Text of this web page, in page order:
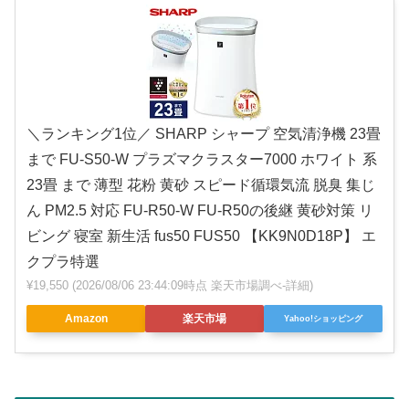
＼ランキング1位／ SHARP シャープ 空気清浄機 23畳
まで FU-S50-W プラズマクラスター7000 ホワイト 系
23畳 まで 薄型 花粉 黄砂 スピード循環気流 脱臭 集じ
ん PM2.5 対応 FU-R50-W FU-R50の後継 黄砂対策 リ
ビング 寝室 新生活 fus50 FUS50 【KK9N0D18P】 エ
クプラ特選
¥19,550 (2026/08/06 23:44:09時点 楽天市場調べ-詳細)
Amazon 楽天市場 Yahoo!ショッピング